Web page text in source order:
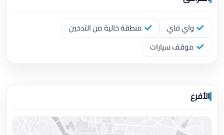
واي فاي
منطقة خالية من التدخين
موقف سيارات
الأفرع